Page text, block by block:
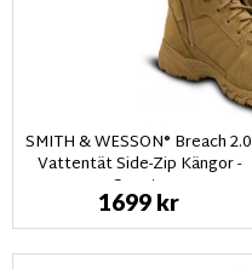
SMITH & WESSON® Breach 2.0
Vattentät Side-Zip Kängor -
Coyote
1699 kr